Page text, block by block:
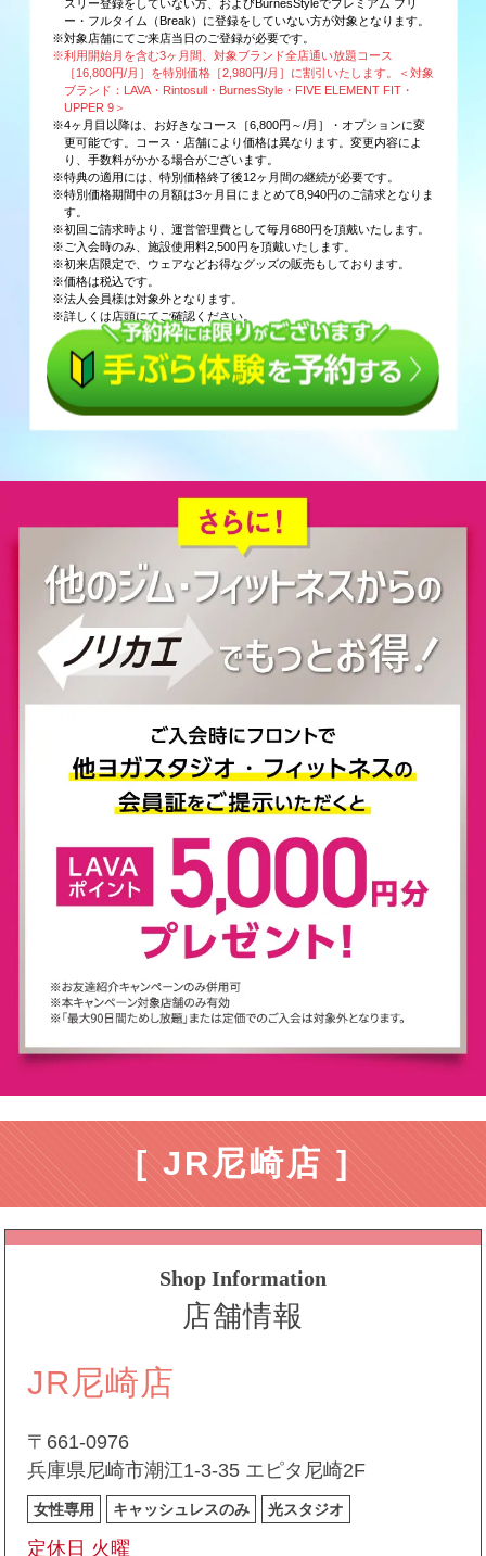
スリー登録をしていない方、およびBurnesStyleでプレミアム フリ
ー・フルタイム（Break）に登録をしていない方が対象となります。
※対象店舗にてご来店当日のご登録が必要です。
※利用開始月を含む3ヶ月間、対象ブランド全店通い放題コース
［16,800円/月］を特別価格［2,980円/月］に割引いたします。＜対象
ブランド：LAVA・Rintosull・BurnesStyle・FIVE ELEMENT FIT・
UPPER 9＞
※4ヶ月目以降は、お好きなコース［6,800円～/月］・オプションに変
更可能です。コース・店舗により価格は異なります。変更内容によ
り、手数料がかかる場合がございます。
※特典の適用には、特別価格終了後12ヶ月間の継続が必要です。
※特別価格期間中の月額は3ヶ月目にまとめて8,940円のご請求となりま
す。
※初回ご請求時より、運営管理費として毎月680円を頂戴いたします。
※ご入会時のみ、施設使用料2,500円を頂戴いたします。
※初来店限定で、ウェアなどお得なグッズの販売もしております。
※価格は税込です。
※法人会員様は対象外となります。
※詳しくは店頭にてご確認ください。
[ JR尼崎店 ]
Shop Information
店舗情報
JR尼崎店
〒661-0976
兵庫県尼崎市潮江1-3-35 エピタ尼崎2F
女性専用 キャッシュレスのみ 光スタジオ
定休日 火曜